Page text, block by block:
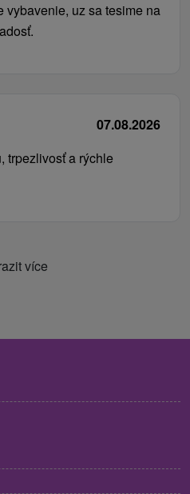
vybavenie, uz sa tesime na
07.08.2026
trpezlivosť a rýchle
více